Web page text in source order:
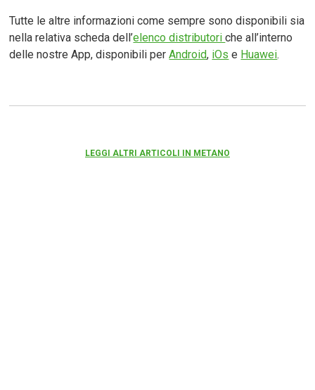
Tutte le altre informazioni come sempre sono disponibili sia
nella relativa scheda dell’elenco distributoriche all’interno
delle nostre App, disponibili perAndroid, iOs e Huawei.
LEGGI ALTRI ARTICOLI IN METANO